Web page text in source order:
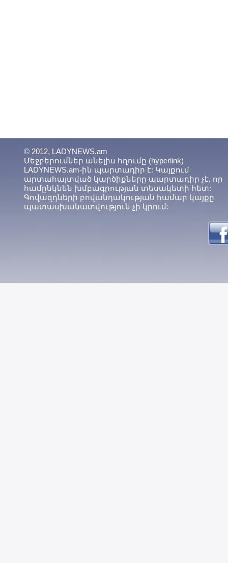
© 2012, LADYNEWS.am
Մեջբերումներ անելիս հղումը (hyperlink)
LADYNEWS.am-ին պարտադիր է: Կայքում
արտահայտված կարծիքները պարտադիր չէ, որ
համընկնեն խմբագրության տեսակետի հետ:
Գովազդների բովանդակության համար կայքը
պատասխանատվություն չի կրում: